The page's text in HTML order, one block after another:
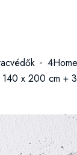
140 x 200 cm +